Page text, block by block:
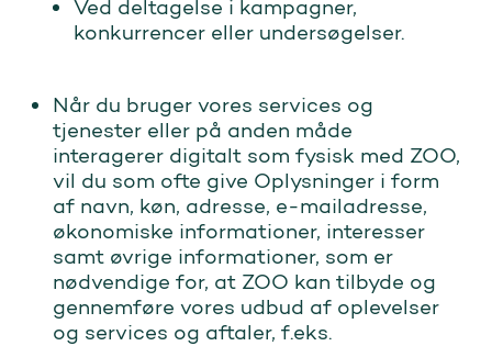
Ved deltagelse i kampagner,
konkurrencer eller undersøgelser.
Når du bruger vores services og
tjenester eller på anden måde
interagerer digitalt som fysisk med ZOO,
vil du som ofte give Oplysninger i form
af navn, køn, adresse, e-mailadresse,
økonomiske informationer, interesser
samt øvrige informationer, som er
nødvendige for, at ZOO kan tilbyde og
gennemføre vores udbud af oplevelser
og services og aftaler, f.eks.